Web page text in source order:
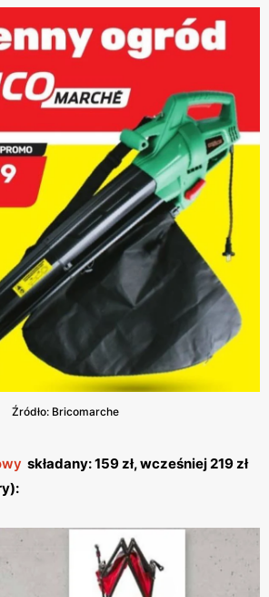
Źródło: Bricomarche
składany: 159 zł, wcześniej 219 zł